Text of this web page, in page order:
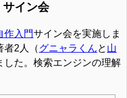
サイン会
作入門サイン会を実施しま
者2人（グニャラくんと 山
した。検索エンジンの理解